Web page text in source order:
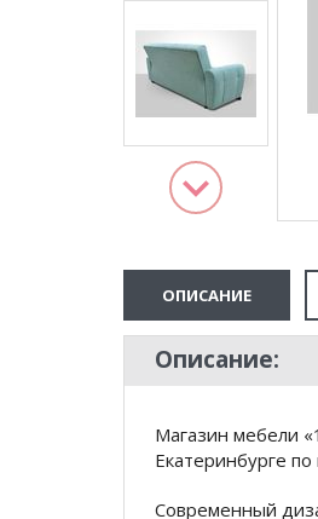
ОПИСАНИЕ
Описание:
Магазин мебели
Екатеринбурге
Современный